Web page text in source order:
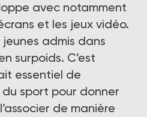
avec notamment
et les jeux vidéo.
jeunes admis dans
surpoids. C’est
essentiel de
sport pour donner
de manière